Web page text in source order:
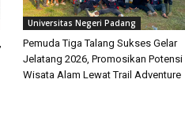
Universitas Negeri Padang
Pemuda Tiga Talang Sukses Gelar
Jelatang 2026, Promosikan Potensi
Wisata Alam Lewat Trail Adventure